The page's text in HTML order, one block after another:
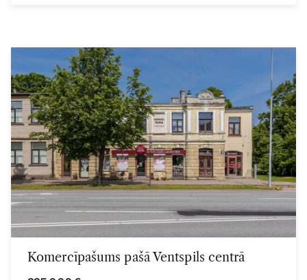
Komercīpašums pašā Ventspils centrā